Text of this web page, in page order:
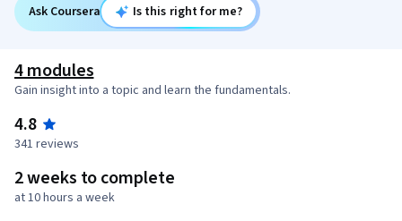
Ask Coursera Is this right for me?
4 modules
Gain insight into a topic and learn the fundamentals.
4.8
341 reviews
2 weeks to complete
at 10 hours a week